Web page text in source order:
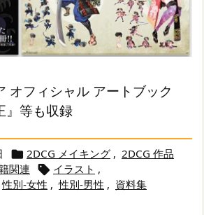
オフィシャル アートブック
』等も収録
 2DCG メイキング , 2DCG 作品
関連  イラスト ,
性別-女性 , 性別-男性 , 資料集